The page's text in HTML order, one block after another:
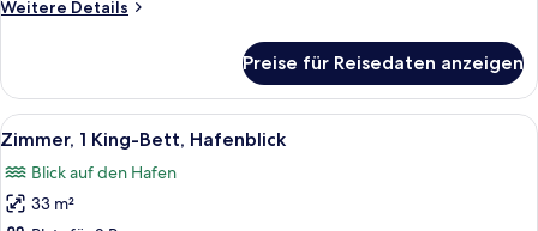
Weitere Details
Weitere
2 Queen-
Betten,
Hafenblick
Preise für Reisedaten anzeigen
Alle
Fotos
für
Zimmer,
Ein Hotelzimmer mit einem großen
4
Zimmer, 1 King-Bett, Hafenblick
Blick auf den Hafen
33 m²